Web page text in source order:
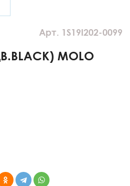
Арт. 1S19I202-0099
MOLO